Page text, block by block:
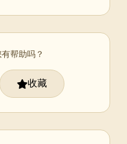
帮助吗？
收藏